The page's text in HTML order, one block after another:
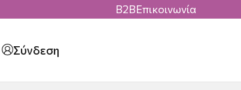
B2BΕπικοινωνία
Σύνδεση